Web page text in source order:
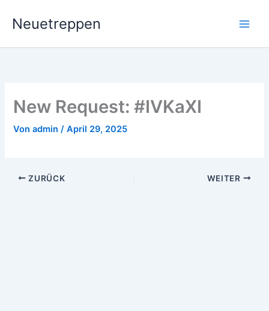
InhaltNeuetreppen
New Request: #IVKaXI
Vonadmin/April 29, 2025
ZURÜCK WEITER